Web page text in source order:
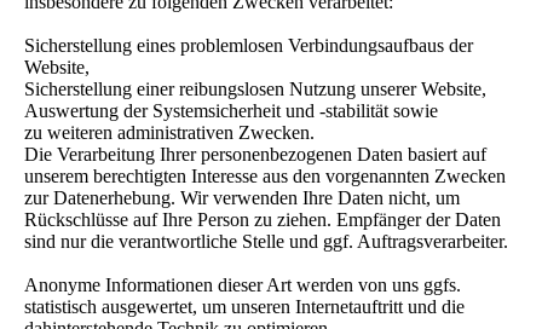
Sicherstellung eines problemlosen Verbindungsaufbaus der
Website,
Sicherstellung einer reibungslosen Nutzung unserer Website,
Auswertung der Systemsicherheit und -stabilität sowie
zu weiteren administrativen Zwecken.
Die Verarbeitung Ihrer personenbezogenen Daten basiert auf
unserem berechtigten Interesse aus den vorgenannten Zwecken
zur Datenerhebung. Wir verwenden Ihre Daten nicht, um
Rückschlüsse auf Ihre Person zu ziehen. Empfänger der Daten
sind nur die verantwortliche Stelle und ggf. Auftragsverarbeiter.
Anonyme Informationen dieser Art werden von uns ggfs.
statistisch ausgewertet, um unseren Internetauftritt und die